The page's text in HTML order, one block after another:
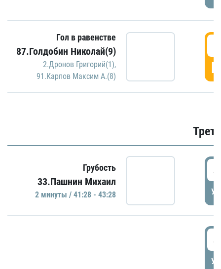
Гол в равенстве
87.Голдобин Николай(9)
2.Дронов Григорий(1),
91.Карпов Максим А.(8)
Грубость
33.Пашнин Михаил
2 минуты / 41:28 - 43:28